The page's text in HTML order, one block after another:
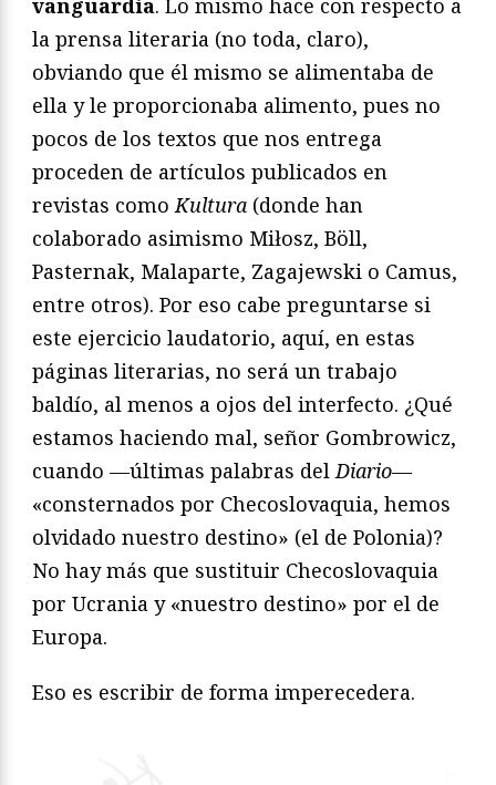
la prensa literaria (no toda, claro),
obviando que él mismo se alimentaba de
ella y le proporcionaba alimento, pues no
pocos de los textos que nos entrega
proceden de artículos publicados en
revistas como Kultura (donde han
colaborado asimismo Miłosz, Böll,
Pasternak, Malaparte, Zagajewski o Camus,
entre otros). Por eso cabe preguntarse si
este ejercicio laudatorio, aquí, en estas
páginas literarias, no será un trabajo
baldío, al menos a ojos del interfecto. ¿Qué
estamos haciendo mal, señor Gombrowicz,
cuando —últimas palabras del Diario—
«consternados por Checoslovaquia, hemos
olvidado nuestro destino» (el de Polonia)?
No hay más que sustituir Checoslovaquia
por Ucrania y «nuestro destino» por el de
Europa.
Eso es escribir de forma imperecedera.